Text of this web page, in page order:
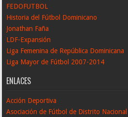
FEDOFUTBOL
Historia del Fútbol Dominicano
Jonathan Faña
LDF-Expansión
Liga Femenina de República Dominicana
Liga Mayor de Fútbol 2007-2014
ENLACES
Acción Deportiva
Asociación de Fútbol de Distrito Nacional